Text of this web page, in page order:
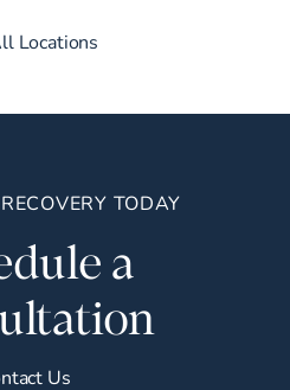
Locations
TODAY
a
Us